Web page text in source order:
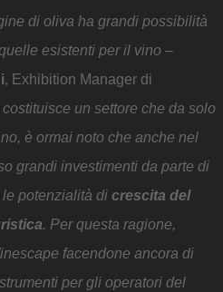
di oliva ha grandi possibilità
esistenti per il vino –
, Exhibition Manager di
costituisce un settore che da solo
è ormai noto che anche nel
grandi investimenti da parte di
potenzialità di crescita del
. Per questa ragione,
facendone ancora di
per gli operatori del